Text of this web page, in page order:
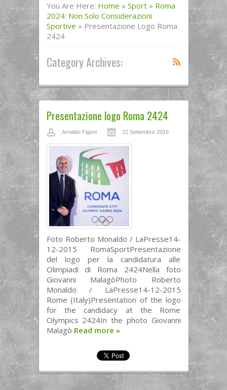
You Are Here: Home » Sport » Roma
2024: Non Solo Considerazioni
Sportive » Presentazione Logo Roma
2424
Category Archives:
Presentazione logo Roma 2424
Arnaldo Figoni 22 Settembre 2016
Foto Roberto Monaldo / LaPresse14-
12-2015 RomaSportPresentazione
del logo per la candidatura alle
Olimpiadi di Roma 2424Nella foto
Giovanni MalagòPhoto Roberto
Monaldo / LaPresse14-12-2015
Rome (Italy)Presentation of the logo
for the candidacy at the Rome
Olympics 2424In the photo Giovanni
Malagò Read more »